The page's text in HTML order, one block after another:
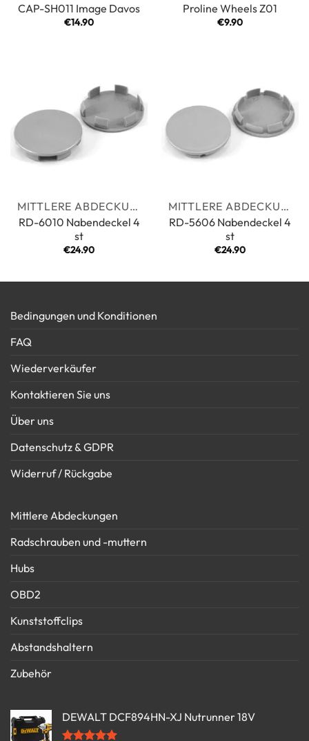
CAP-SH011 Image Davos
€14.90
Proline Wheels Z01
€9.90
MITTLERE ABDECKUNGEN
RD-6010 Nabendeckel 4
st
€24.90
MITTLERE ABDECKUNGEN
RD-5606 Nabendeckel 4
st
€24.90
Bedingungen und Konditionen
FAQ
Wiederverkäufer
Kontaktieren Sie uns
Über uns
Datenschutz & GDPR
Widerruf / Rückgabe
Mittlere Abdeckungen
Radschrauben und -muttern
Hubs
OBD2
Kunststoffclips
Abstandshaltern
Zubehör
DEWALT DCF894HN-XJ Nutrunner 18V